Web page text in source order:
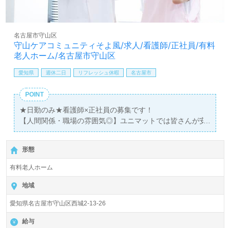
守山ケアコミュニティそよ風/求人/看護師/正社員/有料
老人ホーム/名古屋市守山区
名古屋市守山区
愛知県 週休二日 リフレッシュ休暇 名古屋市
POINT
★日勤のみ★看護師×正社員の募集です！
【人間関係・職場の雰囲気◎】ユニマットでは皆さんが安
心して働ける環境づくりを一番に考えています。
◆◇世界一のしあわせ創造企業を目指します◇◆
【ユニマット】と聞いて何を想像されるでしょうか？ 一般
的には、もしかしたら「コーヒーメーカー」をイメージす
るかもしれません。中には「リゾート会社」という方
も・・・？グループではオフィスサービス・リゾート関
連・教育・飲食や美容関連など幅広く展開しています。
その中の一つに『介護事業』があります。 当社は2015年
形態
有料老人ホーム
地域
愛知県名古屋市守山区西城2-13-26
給与